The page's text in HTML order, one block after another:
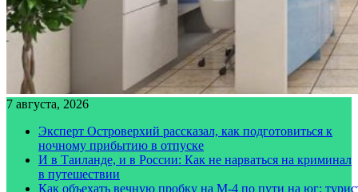
7 августа, 2026
Эксперт Островерхий рассказал, как подготовиться к
ночному прибытию в отпуске
И в Таиланде, и в России: Как не нарваться на криминал
в путешествии
Как объехать вечную пробку на М-4 по пути на юг: